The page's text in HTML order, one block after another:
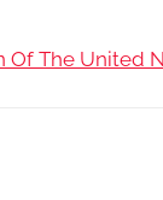
Of The United